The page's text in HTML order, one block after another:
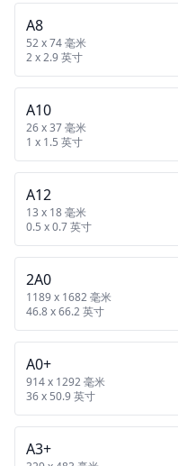
A8
52 x 74 毫米
2 x 2.9 英寸
A10
26 x 37 毫米
1 x 1.5 英寸
A12
13 x 18 毫米
0.5 x 0.7 英寸
2A0
1189 x 1682 毫米
46.8 x 66.2 英寸
A0+
914 x 1292 毫米
36 x 50.9 英寸
A3+